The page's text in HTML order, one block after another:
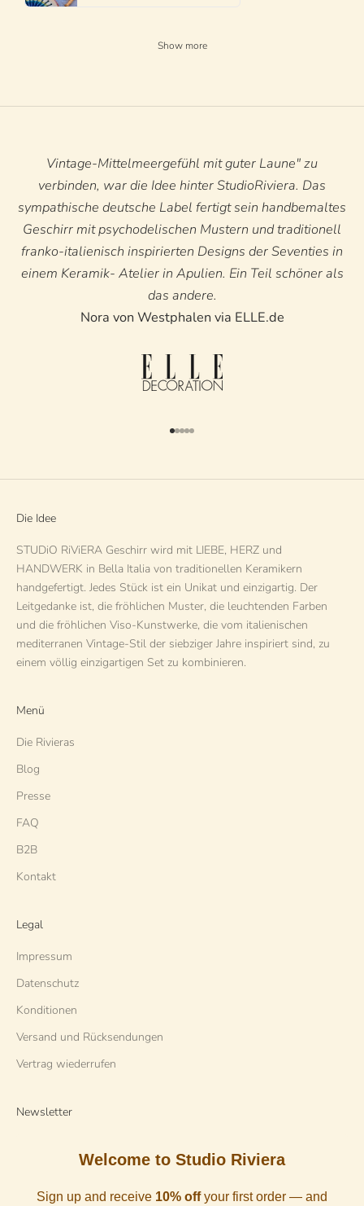
Show more
Vintage-Mittelmeergefühl mit guter Laune" zu
verbinden, war die Idee hinter StudioRiviera. Das
sympathische deutsche Label fertigt sein handbemaltes
Geschirr mit psychodelischen Mustern und traditionell
franko-italienisch inspirierten Designs der Seventies in
einem Keramik- Atelier in Apulien. Ein Teil schöner als
das andere.
Nora von Westphalen via ELLE.de
Gehe zu Element 1
Gehe zu Element 2
Gehe zu Element 3
Gehe zu Element 4
Gehe zu Element 5
Die Idee
STUDiO RiViERA Geschirr wird mit LIEBE, HERZ und
HANDWERK in Bella Italia von traditionellen Keramikern
handgefertigt. Jedes Stück ist ein Unikat und einzigartig. Der
Leitgedanke ist, die fröhlichen Muster, die leuchtenden Farben
und die fröhlichen Viso-Kunstwerke, die vom italienischen
mediterranen Vintage-Stil der siebziger Jahre inspiriert sind, zu
einem völlig einzigartigen Set zu kombinieren.
Menü
Die Rivieras
Blog
Presse
FAQ
B2B
Kontakt
Legal
Impressum
Datenschutz
Konditionen
Versand und Rücksendungen
Vertrag wiederrufen
Newsletter
Welcome to Studio Riviera
Sign up and receive 10% offyour first order — and